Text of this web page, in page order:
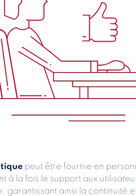
peut être fournie en
à la fois le support aux
garantissant ainsi la continuité